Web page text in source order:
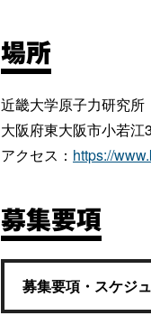
場所
近畿大学原子力研究所
大阪府東大阪市小若
アクセス： https://
募集要項
募集要項・スケジ